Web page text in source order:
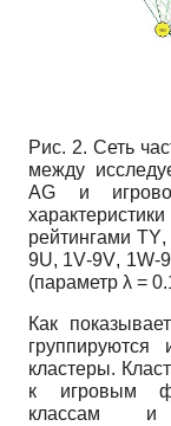
Рис. 2. Сеть
между
AG и
характеристики
рейтингамиTY
9U, 1V-9V, 1W-9
(параметр λ =
Как
кластеры.
к игровым
классам и